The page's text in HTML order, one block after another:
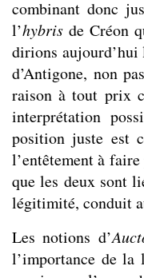
combinant donc
l’hybris de Créon
dirions
d’Antigone, non
raison à tout prix
interprétation
position juste est
l’entêtement à
que les deux sont
légitimité, conduit
Les notions d’
l’importance de